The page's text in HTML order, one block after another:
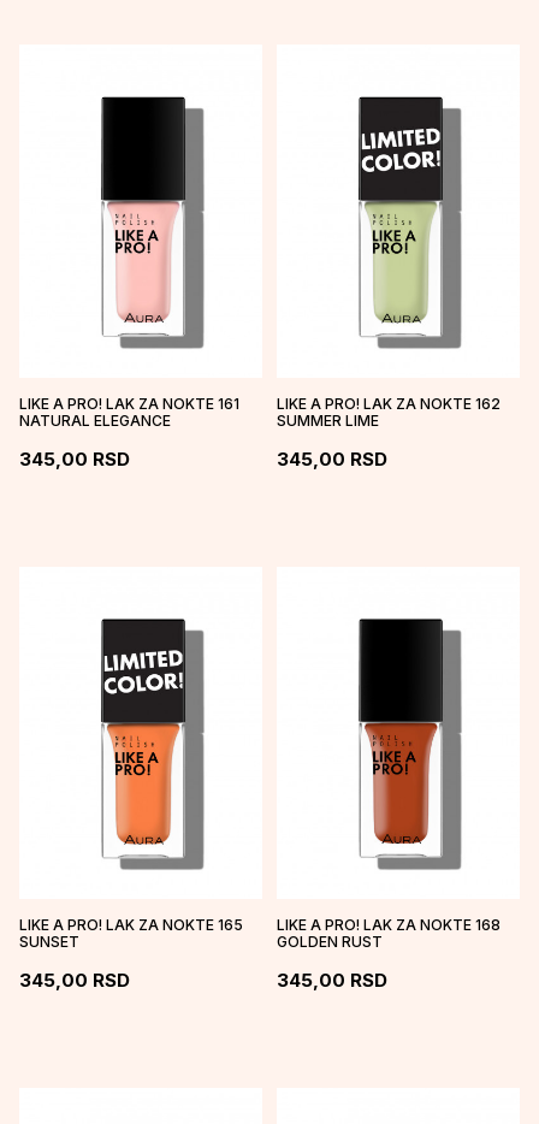
LIKE A PRO! LAK ZA NOKTE 161
NATURAL ELEGANCE
345,00 RSD
LIKE A PRO! LAK ZA NOKTE 162
SUMMER LIME
345,00 RSD
LIKE A PRO! LAK ZA NOKTE 165
SUNSET
345,00 RSD
LIKE A PRO! LAK ZA NOKTE 168
GOLDEN RUST
345,00 RSD